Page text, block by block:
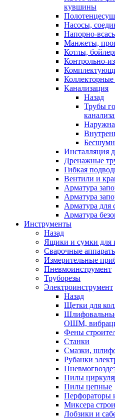
кувшины
Насосы,
Напорно-
Манжеты,
Котлы,
Контрольно-
Канализация
Назад
Трубы
Инсталляция
Дренажные
Гибкая
Вентили и
Арматура
Арматура
Арматура для
Арматура
Инструменты
Назад
Ящики и сумки для
Сварочные
Измерительные
Пневмоинструмент
Труборезы
Электроинструмент
Назад
Щетки для
ОШМ,
Фены
Станки
Смазки,
Рубанки
Пилы
Пилы цепные
Перфораторы
Миксера
Лобзики и